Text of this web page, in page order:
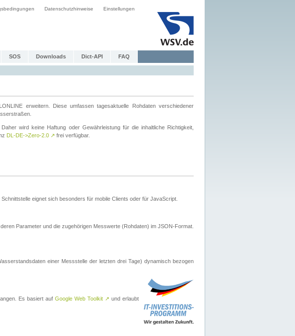
Datenschutzhinweise Einstellungen
SOS Downloads Dict-API FAQ
erweitern. Diese umfassen tagesaktuelle Rohdaten verschiedener
wird keine Haftung oder Gewährleistung für die inhaltliche Richtigkeit,
DL-DE->Zero-2.0 ↗ frei verfügbar.
eignet sich besonders für mobile Clients oder für JavaScript.
Parameter und die zugehörigen Messwerte (Rohdaten) im JSON-Format.
einer Messstelle der letzten drei Tage) dynamisch bezogen
Es basiert auf Google Web Toolkit ↗ und erlaubt